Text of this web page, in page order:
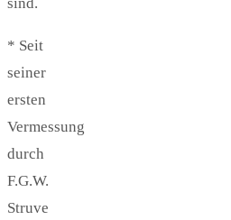
* Seit
seiner
ersten
Vermessung
durch
F.G.W.
Struve